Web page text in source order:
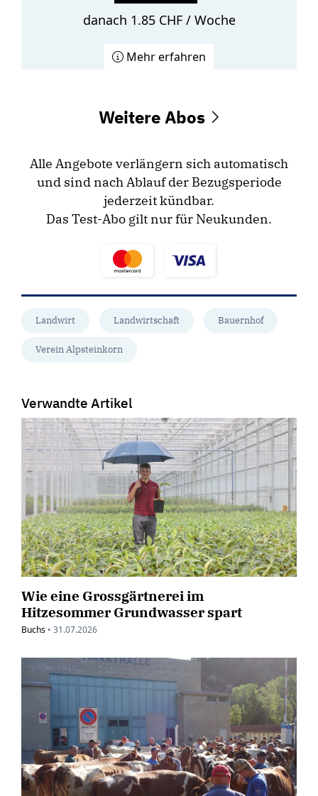
danach 1.85 CHF / Woche
Mehr erfahren
Weitere Abos
Alle Angebote verlängern sich automatisch
und sind nach Ablauf der Bezugsperiode
jederzeit kündbar.
Das Test-Abo gilt nur für Neukunden.
Landwirt Landwirtschaft Bauernhof
Verein Alpsteinkorn
Verwandte Artikel
Wie eine Grossgärtnerei im
Hitzesommer Grundwasser spart
Buchs • 31.07.2026